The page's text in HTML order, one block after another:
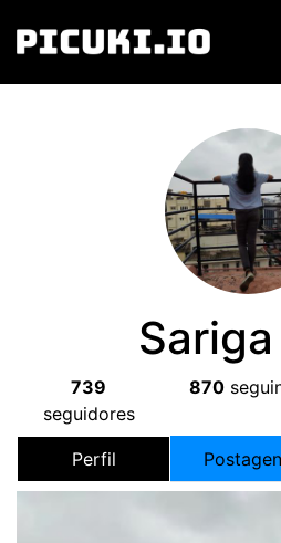
739
seguidores
870
Perfil